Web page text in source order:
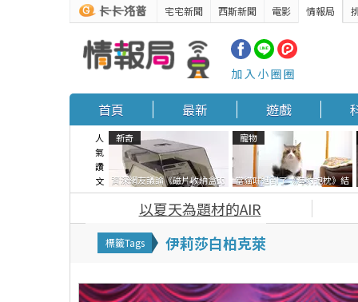
宅宅新聞 西斯新聞 電影 情報局
加入小圈圈
首頁 最新 遊戲
人
氣
讚
文
新奇
資深網友議論《磁片收納盒的
鎖有什麼用》想偷的話整盒拿
走不就好了嗎？
寵物
當貓咪遇到了《海豹抱枕》結
果玩了10天後，海豹一整個走
鐘笑翻網友
以夏天為題材的AIR
伊莉莎白柏克萊